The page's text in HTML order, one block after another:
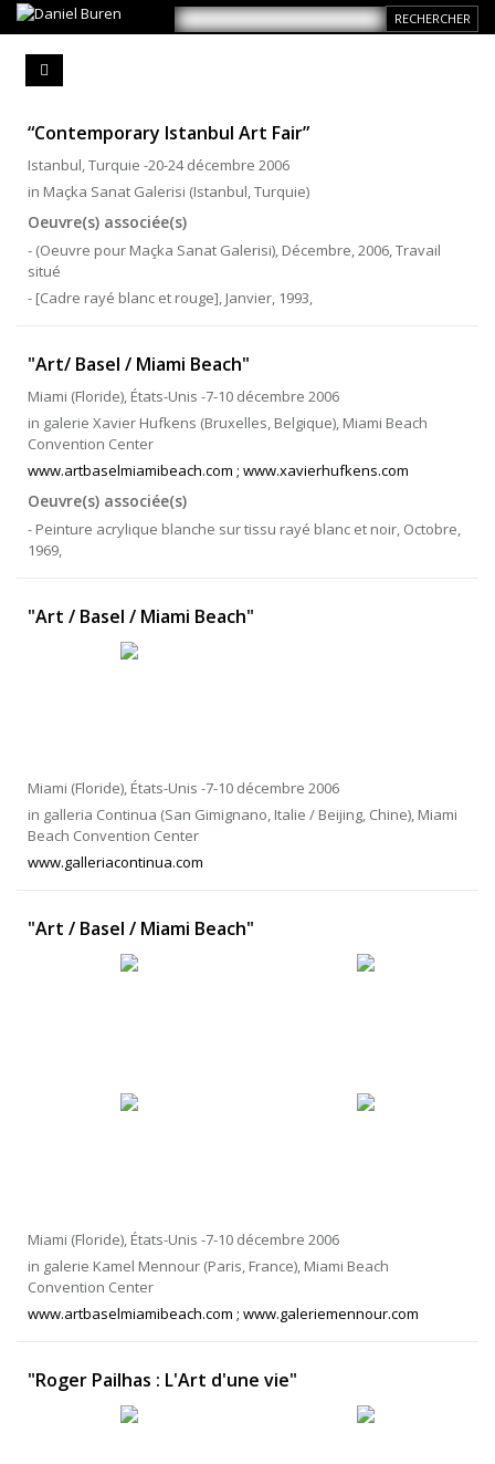
“Contemporary Istanbul Art Fair”
Istanbul, Turquie -20-24 décembre 2006
in Maçka Sanat Galerisi (Istanbul, Turquie)
Oeuvre(s) associée(s)
- (Oeuvre pour Maçka Sanat Galerisi), Décembre, 2006, Travail
situé
- [Cadre rayé blanc et rouge], Janvier, 1993,
"Art/ Basel / Miami Beach"
Miami (Floride), États-Unis -7-10 décembre 2006
in galerie Xavier Hufkens (Bruxelles, Belgique), Miami Beach
Convention Center
www.artbaselmiamibeach.com ; www.xavierhufkens.com
Oeuvre(s) associée(s)
- Peinture acrylique blanche sur tissu rayé blanc et noir, Octobre,
1969,
"Art / Basel / Miami Beach"
Miami (Floride), États-Unis -7-10 décembre 2006
in galleria Continua (San Gimignano, Italie / Beijing, Chine), Miami
Beach Convention Center
www.galleriacontinua.com
"Art / Basel / Miami Beach"
Miami (Floride), États-Unis -7-10 décembre 2006
in galerie Kamel Mennour (Paris, France), Miami Beach
Convention Center
www.artbaselmiamibeach.com ; www.galeriemennour.com
"Roger Pailhas : L'Art d'une vie"